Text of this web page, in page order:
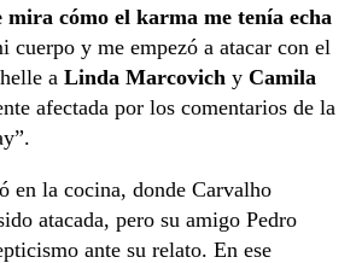
mira cómo el karma me tenía echa
cuerpo y me empezó a atacar con el
a Linda Marcovich y Camila
afectada por los comentarios de la
en la cocina, donde Carvalho
atacada, pero su amigo Pedro
ante su relato. En ese